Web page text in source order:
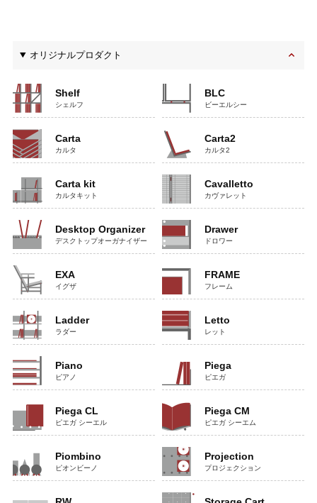
オリジナルプロダクト
Shelf
シェルフ
BLC
ビーエルシー
Carta
カルタ
Carta2
カルタ2
Carta kit
カルタキット
Cavalletto
カヴァレット
Desktop Organizer
デスクトップオーガナイザー
Drawer
ドロワー
EXA
イグザ
FRAME
フレーム
Ladder
ラダー
Letto
レット
Piano
ピアノ
Piega
ピエガ
Piega CL
ピエガ シーエル
Piega CM
ピエガ シーエム
Piombino
ピオンビーノ
Projection
プロジェクション